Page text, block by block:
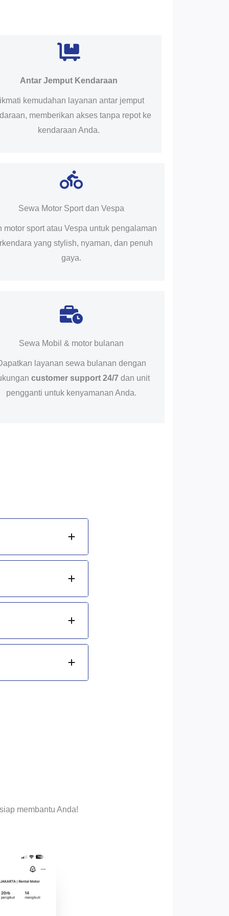
Antar Jemput Kendaraan
kemudahan layanan antar jemput
memberikan akses tanpa repot ke
kendaraan Anda.
Sewa Motor Sport dan Vespa
motor sport atau Vespa untuk pengalaman
yang stylish, nyaman, dan penuh
gaya.
Sewa Mobil & motor bulanan
layanan sewa bulanan dengan
customer support 24/7 dan unit
pengganti untuk kenyamanan Anda.
membantu Anda!